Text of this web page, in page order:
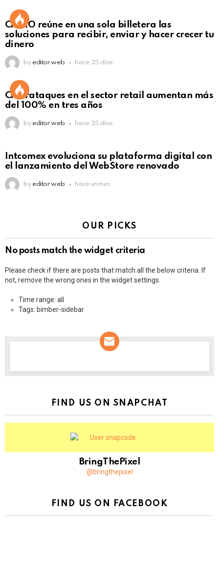
Not Safe For Work
Click to view this post
CiNKO reúne en una sola billetera las
soluciones para recibir, enviar y hacer crecer tu
dinero
by editor web hace 25 días
Ciberataques en el sector retail aumentan más
del 100% en tres años
by editor web hace 25 días
Intcomex evoluciona su plataforma digital con
el lanzamiento del WebStore renovado
by editor web hace un mes
OUR PICKS
No posts match the widget criteria
Please check if there are posts that match all the below criteria. If
not, remove the wrong ones in the widget settings.
Time range: all
Tags: bimber-sidebar
FIND US ON SNAPCHAT
BringThePixel
@bringthepixel
FIND US ON FACEBOOK